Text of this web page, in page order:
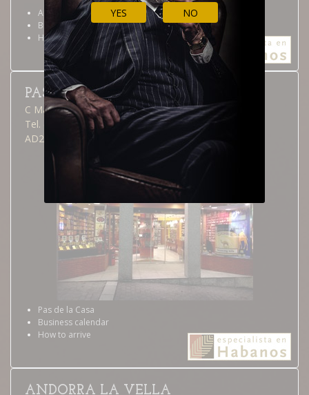
YES NO
Andorra la Vella
Business calendar
How to arrive
PAS DE LA CASA
C Major, 23
Tel. (376) 855 216
AD200 Pas de la Casa
Pas de la Casa
Business calendar
How to arrive
ANDORRA LA VELLA